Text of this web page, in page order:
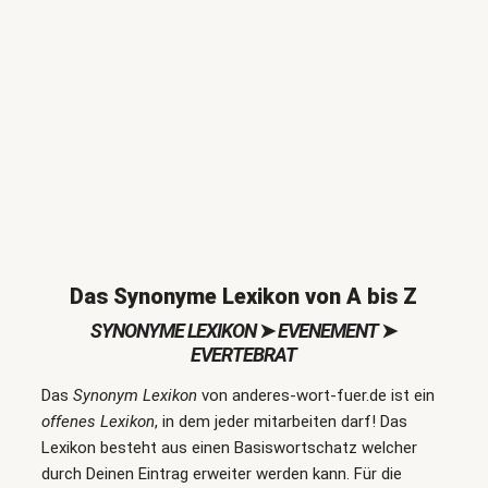
Das Synonyme Lexikon von A bis Z
SYNONYME LEXIKON➤EVENEMENT➤
EVERTEBRAT
Das Synonym Lexikonvon anderes-wort-fuer.de ist ein
offenes Lexikon, in dem jeder mitarbeiten darf! Das
Lexikon besteht aus einen Basiswortschatz welcher
durch Deinen Eintrag erweiter werden kann. Für die